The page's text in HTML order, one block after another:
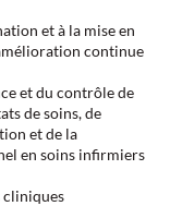
et à la mise en
continue
et du contrôle de
de soins, de
et de la
en soins infirmiers
cliniques